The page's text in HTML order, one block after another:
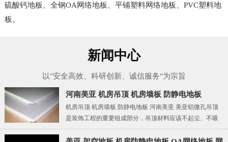
硫酸钙地板、全钢OA网络地板、平铺塑料网络地板、PVC塑料地
板。
新闻中心
以"安全高效、科研创新、诚信服务"为宗旨
河南美亚 机房吊顶 机房墙板 防静电地板
机房吊顶 机房墙板 防静电地板 河南美亚 美亚铝微孔吊顶
是装饰工程的重要组成部分，吊顶材料应该不起尘、不吸
尘，具有一定的吸音、防火、防水、防腐等性能，方便拆
装、自重轻，有一定的强度，并具良好的装饰效果。